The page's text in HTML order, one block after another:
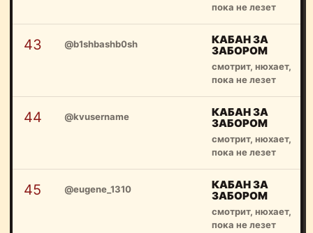
пока не лезет
43 @b1shbashb0sh
КАБАН ЗА
ЗАБОРОМ
смотрит, нюхает,
пока не лезет
44 @kvusername
КАБАН ЗА
ЗАБОРОМ
смотрит, нюхает,
пока не лезет
45 @eugene_1310
КАБАН ЗА
ЗАБОРОМ
смотрит, нюхает,
пока не лезет